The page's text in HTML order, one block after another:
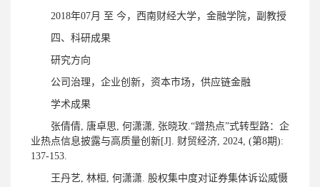
2018年07月 至 今，西南财经大学，金融学院，副教授
四、科研成果
研究方向
公司治理，企业创新，资本市场，供应链金融
学术成果
张倩倩, 唐卓思, 何潇潇, 张晓玫.“蹭热点”式转型路：企
业热点信息披露与高质量创新[J]. 财贸经济, 2024, (第8期):
137-153.
王丹艺, 林桓, 何潇潇. 股权集中度对证券集体诉讼威慑